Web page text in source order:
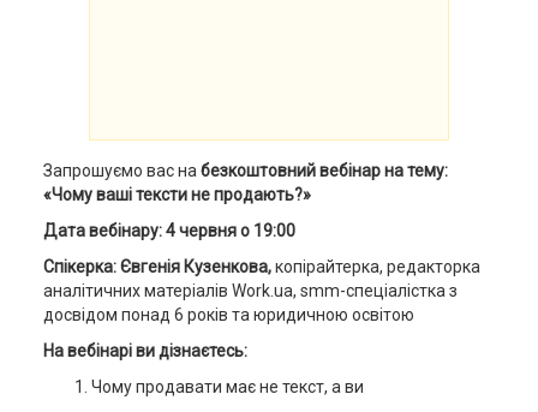
Запрошуємо вас на безкоштовний вебінар на тему:
«Чому ваші тексти не продають?»
Дата вебінару: 4 червня о 19:00
Спікерка: Євгенія Кузенкова,копірайтерка, редакторка
аналітичних матеріалів Work.ua, smm-спеціалістка з
досвідом понад 6 років та юридичною освітою
На вебінарі ви дізнаєтесь:
Чому продавати має не текст, а ви